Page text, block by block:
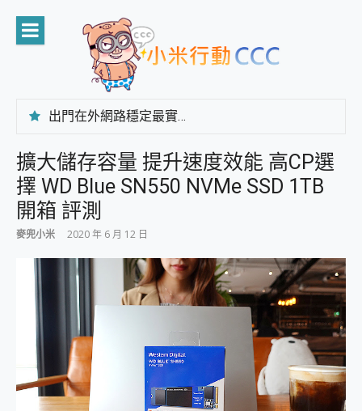
content
出門在外網路穩定最實在 「台灣大哥大」榮獲 4G/5G 在線率全球 NO.3 全台第一與全台六冠王實測心得，走到哪順到哪！
CP 值天花板~ Bongcom BS5 足球君開箱~ 短焦投影機 3千元就能擁有！ 折扣碼在這～
專為 PC上的 XBOX和掌機設計的 FireCuda X1070 SSD 固態硬碟開箱 評測
台灣製攝影機在這裡，100%全無線設計 SpotCam Solo Eco 太陽能防水雲端攝影機 SpotCam Solo 3 2.5K高畫質戶外攝影機 開箱 評測
AI 支付 一錶搞定大小事 Xiaomi Watch 5 開箱 評測
超驚艷 讓人一眼就愛上 LENOVO 聯想 Yoga Book 9 14吋 AI輕薄筆電 開箱 評測
美到讓人超想擁有 moto pad 60 系列 與 Moto | Swarovski razr 60 冰藍限定版本 開箱 評測
一鍵修復模糊影片、舊照的 AI 好幫手! VideoProc Converter AI 新版全解析 × 年末優惠，一篇全看懂
小朋友才做選擇 投影機 RGB藍牙音響 氛圍情境燈 我通通都要！ Starfish 2 幻彩膠囊投影機｜結合「 智慧投影 & 煥彩流動 」的沈浸式生活新體驗
外型超吸晴~ 給您絕佳操控體驗 GravaStar Mercury K1 系列 異星機械鍵盤與 Mercury X 系列 輕量無線電競滑鼠 開箱 評測
開箱~變身「蜘蛛人」椅子軍師！MSI MPG 491CQP QD-OLED 超寬曲面電競螢幕，多工辦公、爽度滿滿的終極桌面體驗
擴大儲存容量 提升速度效能 高CP選
擇 WD Blue SN550 NVMe SSD 1TB
開箱 評測
麥兜小米 2020 年 6 月 12 日